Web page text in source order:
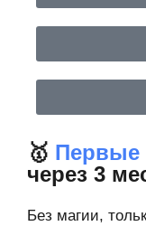
🥇 Первые
через 3
Без магии,